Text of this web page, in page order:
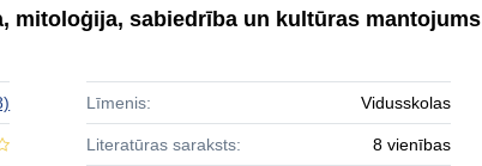
mitoloģija, sabiedrība un kultūras mantojums
Līmenis: Vidusskolas
Literatūras saraksts: 8 vienības